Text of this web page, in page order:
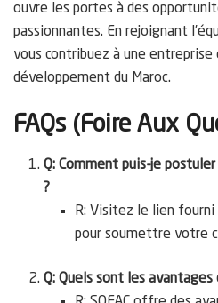
ouvre les portes à des
passionnantes. En rejoignant
vous contribuez à une entreprise
développement du Maroc.
FAQs (Foire Aux
Q: Comment puis-je
?
R: Visitez le lien
pour soumettre votre
Q: Quels sont les avantages